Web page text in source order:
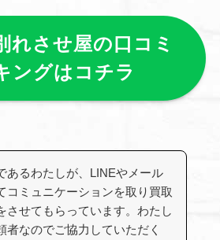
れさせ屋の口コミ
ングはコチラ
あるわたしが、LINEやメール
コミュニケーションを取り買取
させてもらっています。わたし
者なのでご協力していただく